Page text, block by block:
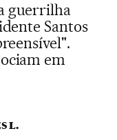
guerrilha
Santos
em
L.